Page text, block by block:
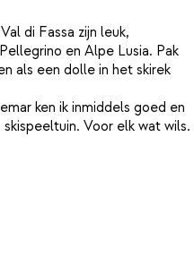
di Fassa zijn leuk,
en Alpe Lusia. Pak
als een dolle in het skirek
ken ik inmiddels goed en
Voor elk wat wils.